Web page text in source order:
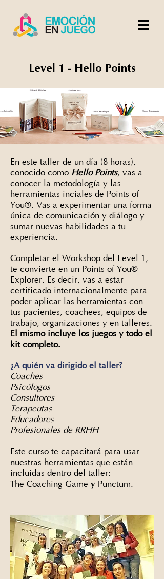
Level 1 - Hello Points
En este taller de un día (8 horas),
conocido como Hello Points, vas a
conocer la metodología y las
herramientas inciales de Points of
You®. Vas a experimentar una forma
única de comunicación y diálogo y
sumar nuevas habilidades a tu
experiencia.
Completar el Workshop del Level 1,
te convierte en un Points of You®
Explorer. Es decir, vas a estar
certificado internacionalmente para
poder aplicar las herramientas con
tus pacientes, coachees, equipos de
trabajo, organizaciones y en talleres.
El mismo incluye los juegos y todo el
kit completo.
¿A quién va dirigido el taller?
Coaches
Psicólogos
Consultores
Terapeutas
Educadores
Profesionales de RRHH
Este curso te capacitará para usar
nuestras herramientas que están
incluidas dentro del taller:
The Coaching Game y Punctum.